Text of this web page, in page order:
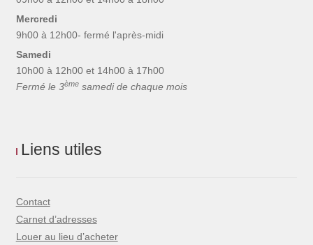
Mercredi
9h00 à 12h00- fermé l'après-midi
Samedi
10h00 à 12h00 et 14h00 à 17h00
Fermé le 3èmesamedi de chaque mois
Liens utiles
Contact
Carnet d’adresses
Louer au lieu d’acheter